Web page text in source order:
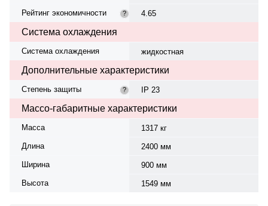
Рейтинг экономичности
? 4.65
Система охлаждения
Система охлаждения жидкостная
Дополнительные характеристики
Степень защиты ? IP 23
Массо-габаритные характеристики
Масса
1317 кг
Длина
2400 мм
Ширина
900 мм
Высота
1549 мм